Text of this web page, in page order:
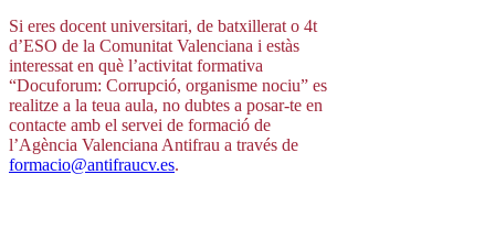
Si eres docent universitari, de batxillerat o 4t
d’ESO de la Comunitat Valenciana i estàs
interessat en què l’activitat formativa
“Docuforum: Corrupció, organisme nociu” es
realitze a la teua aula, no dubtes a posar-te en
contacte amb el servei de formació de
l’Agència Valenciana Antifrau a través de
formacio@antifraucv.es.